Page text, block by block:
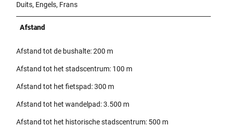
Duits, Engels, Frans
Afstand
Afstand tot de bushalte: 200 m
Afstand tot het stadscentrum: 100 m
Afstand tot het fietspad: 300 m
Afstand tot het wandelpad: 3.500 m
Afstand tot het historische stadscentrum: 500 m